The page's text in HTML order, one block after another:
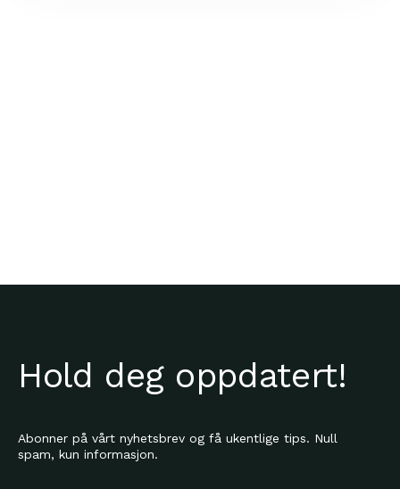
Hold deg oppdatert!
Abonner på vårt nyhetsbrev og få ukentlige tips. Null
spam, kun informasjon.